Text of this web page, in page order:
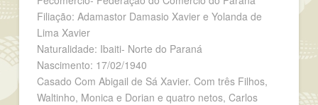
Filiação: Adamastor Damasio Xavier e Yolanda de
Lima Xavier
Naturalidade: Ibaiti- Norte do Paraná
Nascimento: 17/02/1940
Casado Com Abigail de Sá Xavier. Com três Filhos,
Waltinho, Monica e Dorian e quatro netos, Carlos